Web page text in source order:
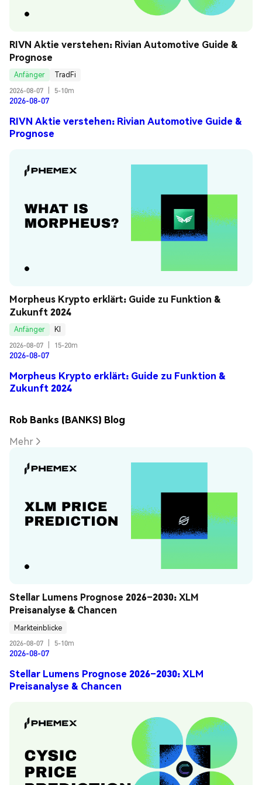
RIVN Aktie verstehen: Rivian Automotive Guide &
Prognose
Anfänger
TradFi
2026-08-07
5-10m
2026-08-07
RIVN Aktie verstehen: Rivian Automotive Guide &
Prognose
Morpheus Krypto erklärt: Guide zu Funktion &
Zukunft 2024
Anfänger
KI
2026-08-07
15-20m
2026-08-07
Morpheus Krypto erklärt: Guide zu Funktion &
Zukunft 2024
Rob Banks (BANKS) Blog
Mehr
Stellar Lumens Prognose 2026–2030: XLM
Preisanalyse & Chancen
Markteinblicke
2026-08-07
5-10m
2026-08-07
Stellar Lumens Prognose 2026–2030: XLM
Preisanalyse & Chancen